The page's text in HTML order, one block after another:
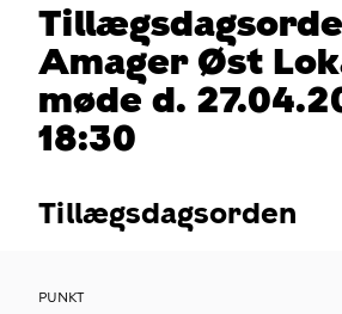
Amager Øst
møde d.
18:30
Tillægsdagsorden
PUNKT